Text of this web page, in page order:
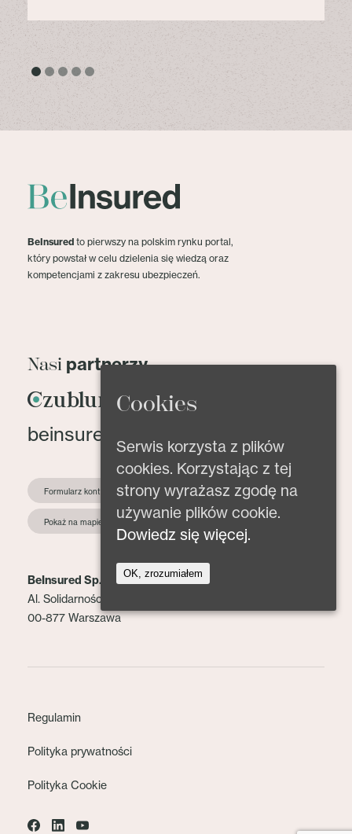
BeInsured to pierwszy na polskim rynku portal,
który powstał w celu dzielenia się wiedzą oraz
kompetencjami z zakresu ubezpieczeń.
Nasi partnerzy
beinsured@beinsured.pl
Formularz kontaktowy
Pokaż na mapie
BeInsured Sp. z o.o.
Al. Solidarności 153 lok. 2
00-877 Warszawa
Regulamin
Polityka prywatności
Polityka Cookie
Cookies
Serwis korzysta z plików
cookies. Korzystając z tej
strony wyrażasz zgodę na
używanie plików cookie.
Dowiedz się więcej.
OK, zrozumiałem